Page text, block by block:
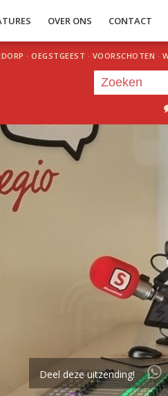
OVER ONS CONTACT
· OEGSTGEEST · VOORSCHOTEN ·
Deel deze uitzending!